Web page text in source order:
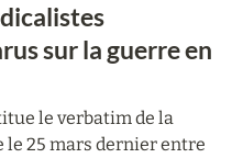
sur la guerre en
le verbatim de la
25 mars dernier entre